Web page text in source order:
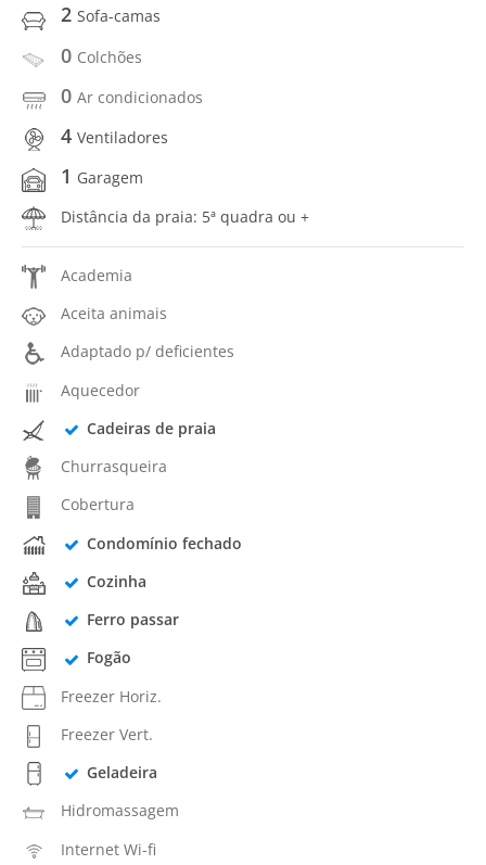
2 Sofa-camas
0 Colchões
0 Ar condicionados
4 Ventiladores
1 Garagem
Distância da praia: 5ª quadra ou +
Academia
Aceita animais
Adaptado p/ deficientes
Aquecedor
Cadeiras de praia
Churrasqueira
Cobertura
Condomínio fechado
Cozinha
Ferro passar
Fogão
Freezer Horiz.
Freezer Vert.
Geladeira
Hidromassagem
Internet Wi-fi